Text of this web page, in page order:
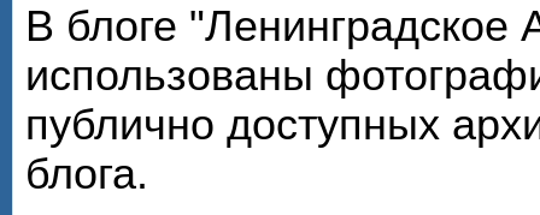
В блоге "Ленинградское
использованы
публично доступных
блога.